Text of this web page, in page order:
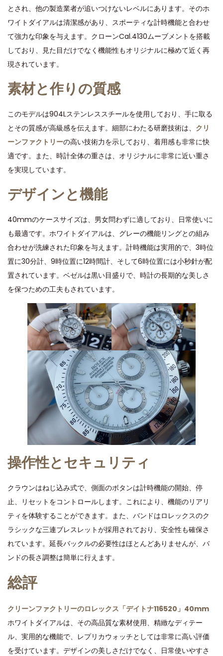
d
o
n
0
2
4
d
n
とされ、他の製造業者が追いつけないレベルにあります。そのホ
ワイトダイアルは清潔感があり、スポーティな計時機能と合わせ
て強力な印象を与えます。クローンCal.4130ムーブメントを搭載
しており、見た目だけでなく機能性もオリジナルに極めて近く再
現されています。
素材と作りの質感
このモデルは904Lステンレススチールを使用しており、手に取る
とその質感が高級感を伝えます。細部にわたる研磨技術は、 クリ
ーンファクトリーの高い技術力を示しており、着用感も非常に快
適です。また、時計全体の重さは、オリジナルに非常に近い重さ
を実現しています。
デザインと機能
40mmのケースサイズは、男女問わずに適しており、日常使いに
も最適です。ホワイトダイアルは、グレーの機能リングとの組み
合わせが洗練された印象を与えます。計時機能は実用的で、3時位
置に30分計、9時位置に12時間計、そして6時位置には小秒針が配
置されています。ベゼルは黒い目盛りで、時計の長期的な美しさ
を保つための工夫もされています。
操作性とセキュリティ
クラウンはねじ込み式で、側面のボタンは計時機能の開始、停
止、リセットをコントロールします。これにより、機能のリアリ
ティを体験することができます。また、バンドはロレックスのク
ラシックな三連ブレスレットが採用されており、安全性も確保さ
れています。延長バックルの必要性はほとんどありませんが、バ
ンドの長さ調整は簡単に行えます。
総評
クリーンファクトリーのロレックス「デイトナ116520」40mm
ホワイトダイアルは、その高品質な素材使用、精緻なディテー
ル、実用的な機能で、レプリカウォッチとしては非常に高い評価
を受けています。デザインの美しさだけでなく、日常使いやすさ